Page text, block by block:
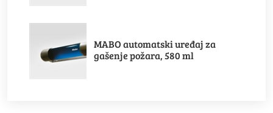
MABO automatski uređaj za
gašenje požara, 580 ml